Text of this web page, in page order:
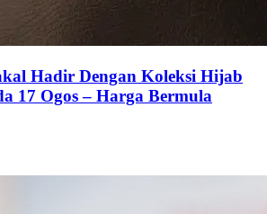
Hadir Dengan Koleksi Hijab
17 Ogos – Harga Bermula